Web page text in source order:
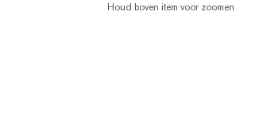
Houd boven item voor zoomen